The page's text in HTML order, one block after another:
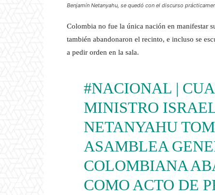
Benjamín Netanyahu, se quedó con el discurso
Colombia no fue la única nación en manifestar
también abandonaron el recinto, e incluso se
a pedir orden en la sala.
#NACIONAL |
MINISTRO
NETANYAHU
ASAMBLEA
COLOMBIANA
COMO ACTO DE